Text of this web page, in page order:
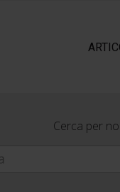
Cerca per